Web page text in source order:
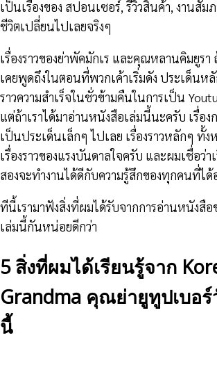
เป็นเรื่องของ สปอนเซอร์, รีวิวสินค้า, งานสัม
ชีวิตเปลี่ยนไปเลยจริงๆ
เรื่องราวของย่าพัคมักเร และคุณหลานคิมยูรา
เคยพูดถึงในตอนที่พวกเค้าเริ่มดัง ประเด็นห
ราวความสำเร็จในชั่วข้ามคืนในการเป็น
แต่ถ้าเราได้มาอ่านหนังสือเล่มนี้นะครับ เรื่อ
เป็นประเด็นเล็กๆ ไปเลย เรื่องราวหลักๆ ทั้
เรื่องราวของแรงบันดาลใจครับ และผมเชื่อว่า
สองจะทำงานได้ดีกับความรู้สึกของทุกคนที่ไ
ทีนี้เรามาฟังสิ่งที่ผมได้รับจากการอ่านหนังสื
เล่มนี้กันหน่อยดีกว่า
5 สิ่งที่ผมได้เรียนรู้จาก
Grandma คุณย่ายูทูปเบอ
นี้